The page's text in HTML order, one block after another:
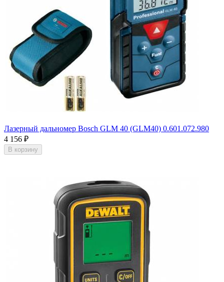
Лазерный дальномер Bosch GLM 40 (GLM40) 0.601.072.980
4 156 ₽
В корзину